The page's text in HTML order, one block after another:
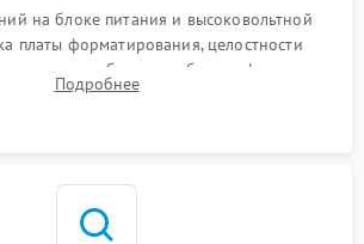
на блоке питания и высоковольтной
платы форматирования, целостности
сканера и работоспособности флажков и
(датчиков прохождения бумаги).
Подробнее